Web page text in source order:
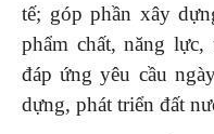
tế; góp phần xây
phẩm chất, năng
đáp ứng yêu cầu
dựng, phát triển đất